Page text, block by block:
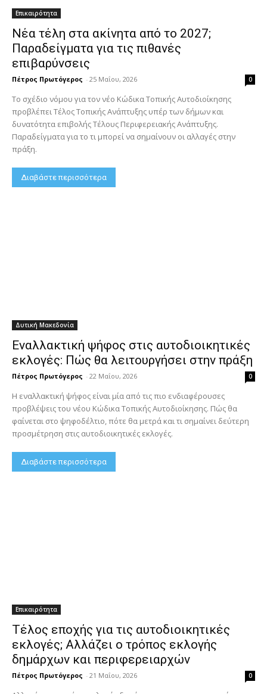
Επικαιρότητα
Νέα τέλη στα ακίνητα από το 2027;
Παραδείγματα για τις πιθανές
επιβαρύνσεις
Πέτρος Πρωτόγερος - 25 Μαΐου, 2026 0
Το σχέδιο νόμου για τον νέο Κώδικα Τοπικής Αυτοδιοίκησης
προβλέπει Τέλος Τοπικής Ανάπτυξης υπέρ των δήμων και
δυνατότητα επιβολής Τέλους Περιφερειακής Ανάπτυξης.
Παραδείγματα για το τι μπορεί να σημαίνουν οι αλλαγές στην
πράξη.
Διαβάστε περισσότερα
Δυτική Μακεδονία
Εναλλακτική ψήφος στις αυτοδιοικητικές
εκλογές: Πώς θα λειτουργήσει στην πράξη
Πέτρος Πρωτόγερος - 22 Μαΐου, 2026 0
Η εναλλακτική ψήφος είναι μία από τις πιο ενδιαφέρουσες
προβλέψεις του νέου Κώδικα Τοπικής Αυτοδιοίκησης. Πώς θα
φαίνεται στο ψηφοδέλτιο, πότε θα μετρά και τι σημαίνει δεύτερη
προσμέτρηση στις αυτοδιοικητικές εκλογές.
Διαβάστε περισσότερα
Επικαιρότητα
Τέλος εποχής για τις αυτοδιοικητικές
εκλογές; Αλλάζει ο τρόπος εκλογής
δημάρχων και περιφερειαρχών
Πέτρος Πρωτόγερος - 21 Μαΐου, 2026 0